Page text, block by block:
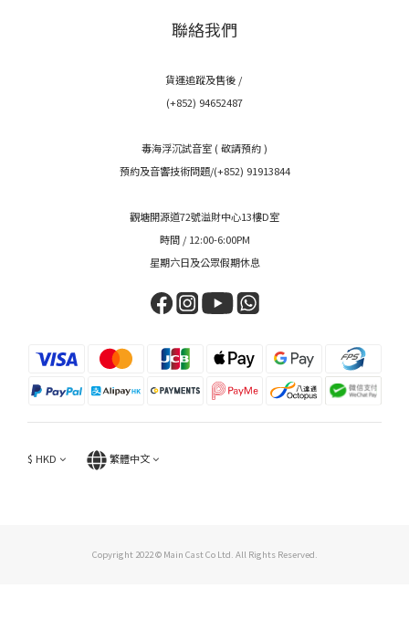
聯絡我們
貨運追蹤及售後 /
(+852) 94652487
毒海浮沉試音室 ( 敬請預約 )
預約及音響技術問題/(+852) 91913844
觀塘開源道72號溢財中心13樓D室
時間 / 12:00-6:00PM
星期六日及公眾假期休息
$ HKD 繁體中文
Copyright 2022 © Main Cast Co Ltd. All Rights Reserved.